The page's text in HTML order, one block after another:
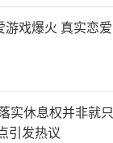
戏爆火 真实恋爱
实休息权并非就只
引发热议